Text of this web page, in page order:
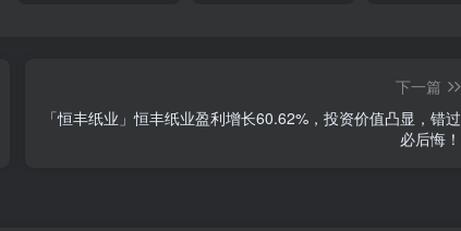
下一篇
「恒丰纸业」恒丰纸业盈利增长60.62%，投资价值凸显，错过
必后悔！